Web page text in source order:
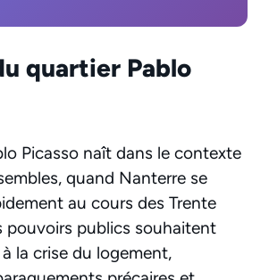
quartier Pablo
Picasso naît dans le contexte
quand Nanterre se
au cours des Trente
pouvoirs publics souhaitent
la crise du logement,